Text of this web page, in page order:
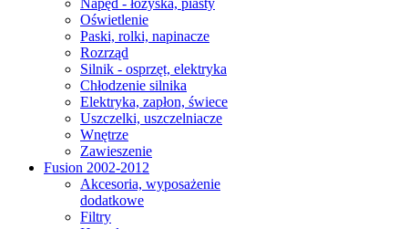
Napęd - łożyska, piasty
Oświetlenie
Paski, rolki, napinacze
Rozrząd
Silnik - osprzęt, elektryka
Chłodzenie silnika
Elektryka, zapłon, świece
Uszczelki, uszczelniacze
Wnętrze
Zawieszenie
Fusion 2002-2012
Akcesoria, wyposażenie
dodatkowe
Filtry